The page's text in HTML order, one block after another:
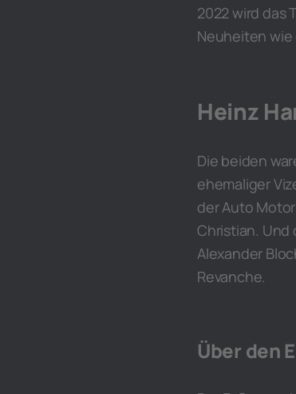
2022 wird das
Neuheiten wie
Heinz
Die beiden
ehemaliger
der Auto
Christian. Und
Alexander
Revanche.
Über den